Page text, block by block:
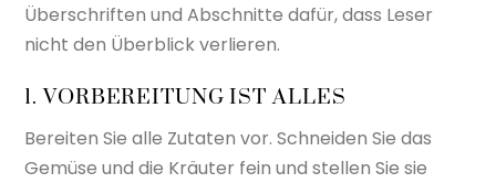
Überschriften und Abschnitte dafür, dass Leser
nicht den Überblick verlieren.
1. VORBEREITUNG IST ALLES
Bereiten Sie alle Zutaten vor. Schneiden Sie das
Gemüse und die Kräuter fein und stellen Sie sie